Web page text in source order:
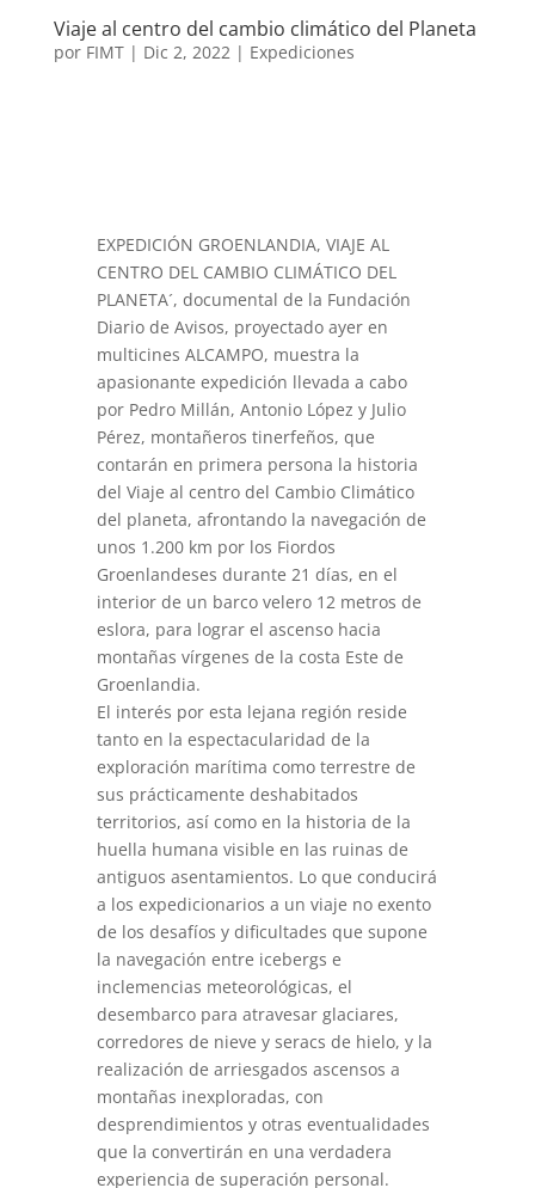
Viaje al centro del cambio climático del Planeta
por FIMT| Dic 2, 2022| Expediciones
EXPEDICIÓN GROENLANDIA, VIAJE AL
CENTRO DEL CAMBIO CLIMÁTICO DEL
PLANETA´, documental de la Fundación
Diario de Avisos, proyectado ayer en
multicines ALCAMPO, muestra la
apasionante expedición llevada a cabo
por Pedro Millán, Antonio López y Julio
Pérez, montañeros tinerfeños, que
contarán en primera persona la historia
del Viaje al centro del Cambio Climático
del planeta, afrontando la navegación de
unos 1.200 km por los Fiordos
Groenlandeses durante 21 días, en el
interior de un barco velero 12 metros de
eslora, para lograr el ascenso hacia
montañas vírgenes de la costa Este de
Groenlandia.
El interés por esta lejana región reside
tanto en la espectacularidad de la
exploración marítima como terrestre de
sus prácticamente deshabitados
territorios, así como en la historia de la
huella humana visible en las ruinas de
antiguos asentamientos. Lo que conducirá
a los expedicionarios a un viaje no exento
de los desafíos y dificultades que supone
la navegación entre icebergs e
inclemencias meteorológicas, el
desembarco para atravesar glaciares,
corredores de nieve y seracs de hielo, y la
realización de arriesgados ascensos a
montañas inexploradas, con
desprendimientos y otras eventualidades
que la convertirán en una verdadera
experiencia de superación personal.